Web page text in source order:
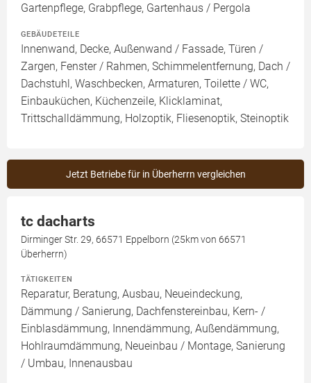
Gartenpflege, Grabpflege, Gartenhaus / Pergola
GEBÄUDETEILE
Innenwand, Decke, Außenwand / Fassade, Türen /
Zargen, Fenster / Rahmen, Schimmelentfernung, Dach /
Dachstuhl, Waschbecken, Armaturen, Toilette / WC,
Einbauküchen, Küchenzeile, Klicklaminat,
Trittschalldämmung, Holzoptik, Fliesenoptik, Steinoptik
Jetzt Betriebe für in Überherrn vergleichen
tc dacharts
Dirminger Str. 29, 66571 Eppelborn (25km von 66571
Überherrn)
TÄTIGKEITEN
Reparatur, Beratung, Ausbau, Neueindeckung,
Dämmung / Sanierung, Dachfenstereinbau, Kern- /
Einblasdämmung, Innendämmung, Außendämmung,
Hohlraumdämmung, Neueinbau / Montage, Sanierung
/ Umbau, Innenausbau